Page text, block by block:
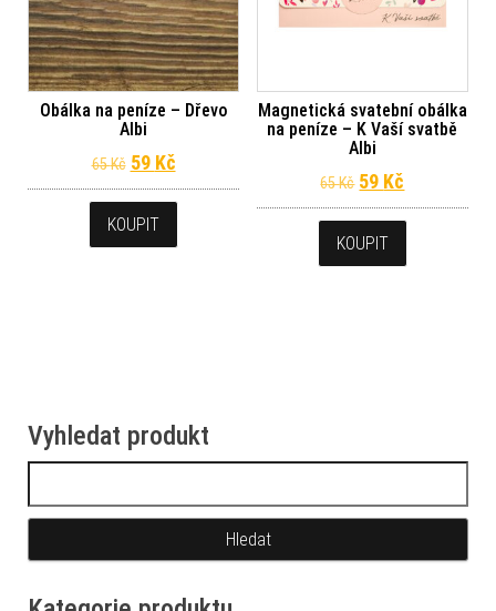
Obálka na peníze – Dřevo
Albi
65Kč Původní cena byla: 65 Kč.
59 KčAktuální cena je: 59 Kč.
KOUPIT
Magnetická svatební obálka
na peníze – K Vaší svatbě
Albi
65Kč Původní cena
59 Kč
KOUPIT
Vyhledat produkt